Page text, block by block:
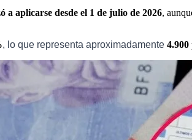
a aplicarse desde el 1 de julio de 2026,
, lo que representa aproximadamente 4.900